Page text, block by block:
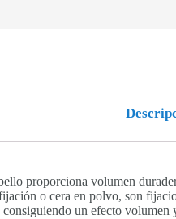
proporciona volumen
o cera en polvo, son
consiguiendo un efecto volumen